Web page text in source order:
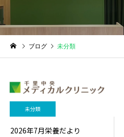
ブログ 未分類
未分類
2026年7月栄養だより